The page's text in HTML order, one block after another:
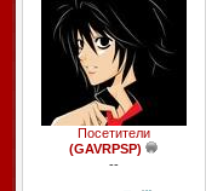
Посетители
(GAVRPSP)
--